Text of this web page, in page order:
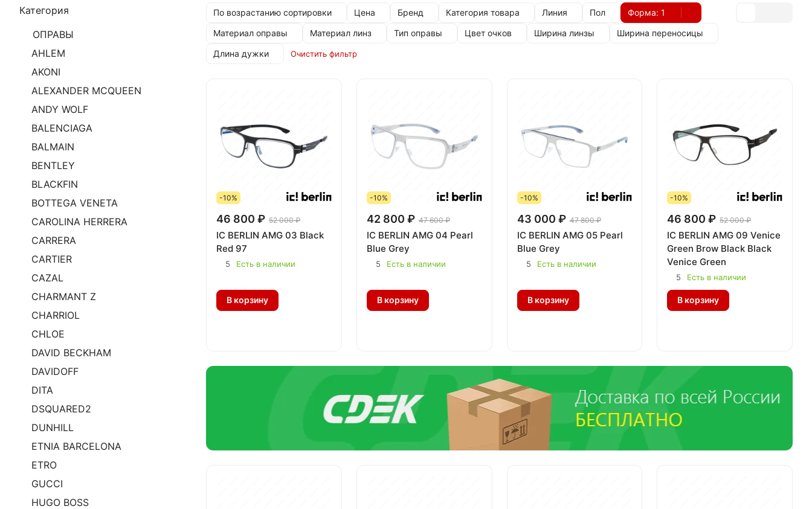
По возрастанию сортировки Цена Бренд Категория товара Линия Пол Форма: 1
Материал оправы
Материал линз Тип оправы Цвет очков Ширина линзы
Ширина переносицы
Длина дужки
Очистить фильтр
-10%
46 800 ₽ 52 000 ₽
IC BERLIN AMG 03 Black
Red 97
5 Есть в наличии
В корзину
-10%
42 800 ₽ 47 600 ₽
IC BERLIN AMG 04 Pearl
Blue Grey
5 Есть в наличии
В корзину
-10%
43 000 ₽ 47 800 ₽
IC BERLIN AMG 05 Pearl
Blue Grey
5 Есть в наличии
В корзину
-10%
46 800 ₽ 52 000 ₽
IC BERLIN AMG 09 Venice
Green Brow Black Black
Venice Green
5 Есть в наличии
В корзину
Категория
ОПРАВЫ
AHLEM
AKONI
ALEXANDER MCQUEEN
ANDY WOLF
BALENCIAGA
BALMAIN
BENTLEY
BLACKFIN
BOTTEGA VENETA
CAROLINA HERRERA
CARRERA
CARTIER
CAZAL
CHARMANT Z
CHARRIOL
CHLOE
DAVID BECKHAM
DAVIDOFF
DITA
DSQUARED2
DUNHILL
ETNIA BARCELONA
ETRO
GUCCI
HUGO BOSS